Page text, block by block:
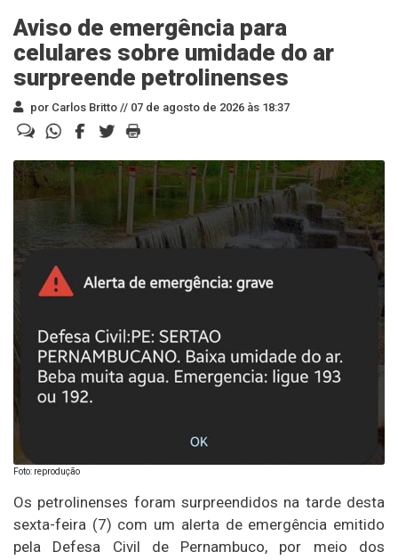
Aviso de emergência para
celulares sobre umidade do ar
surpreende petrolinenses
por Carlos Britto // 07 de agosto de 2026 às 18:37
Foto: reprodução
Os petrolinenses foram surpreendidos na tarde desta
sexta-feira (7) com um alerta de emergência emitido
pela Defesa Civil de Pernambuco, por meio dos